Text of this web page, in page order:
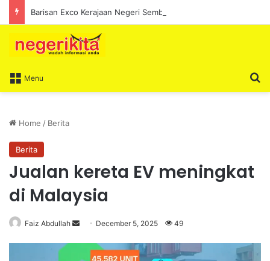
Menu
Home / Berita
Berita
Jualan kereta EV meningkat
di Malaysia
Faiz Abdullah December 5, 2025 49